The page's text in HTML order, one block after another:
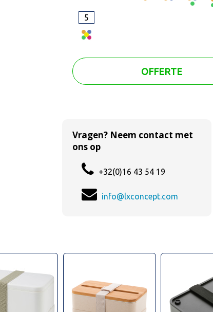
5
OFFERTE
Vragen? Neem contact met
ons op
+32(0)16 43 54 19
info@lxconcept.com